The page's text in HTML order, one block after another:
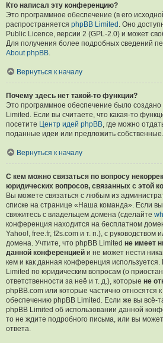
Кто написал эту конференцию?
Это программное обеспечение (в его
распространяется phpBB Limited . Оно
Public Licence, версии 2 (GPL-2.0) и может
Для получения более подробных сведений
About phpBB.
Вернуться к началу
Почему здесь нет такой-то функции?
Это программное обеспечение было
Limited. Если вы считаете, что какая-то
посетите Центр идей phpBB, где можно
поданные идеи или предложить собственные.
Вернуться к началу
С кем можно связаться по вопросу
юридических вопросов, связанных с этой
Вы можете связаться с любым из
списке на странице «Наша команда». Если
свяжитесь с владельцем домена (сделайте
конференция находится на бесплатном
Yahoo!, free.fr, f2s.com и т. п.), с руководством
домена. Учтите, что phpBB Limited не имеет
данной конференцией и не может нести
кем и как данная конференция
Limited по юридическим вопросам (о
ответственности за неё и т. д.), которые не
phpBB.com или которые частично относятся
обеспечению phpBB Limited. Если же вы всё-
phpBB Limited об использовании данной
то не ждите подробного письма, или вы
ответа.